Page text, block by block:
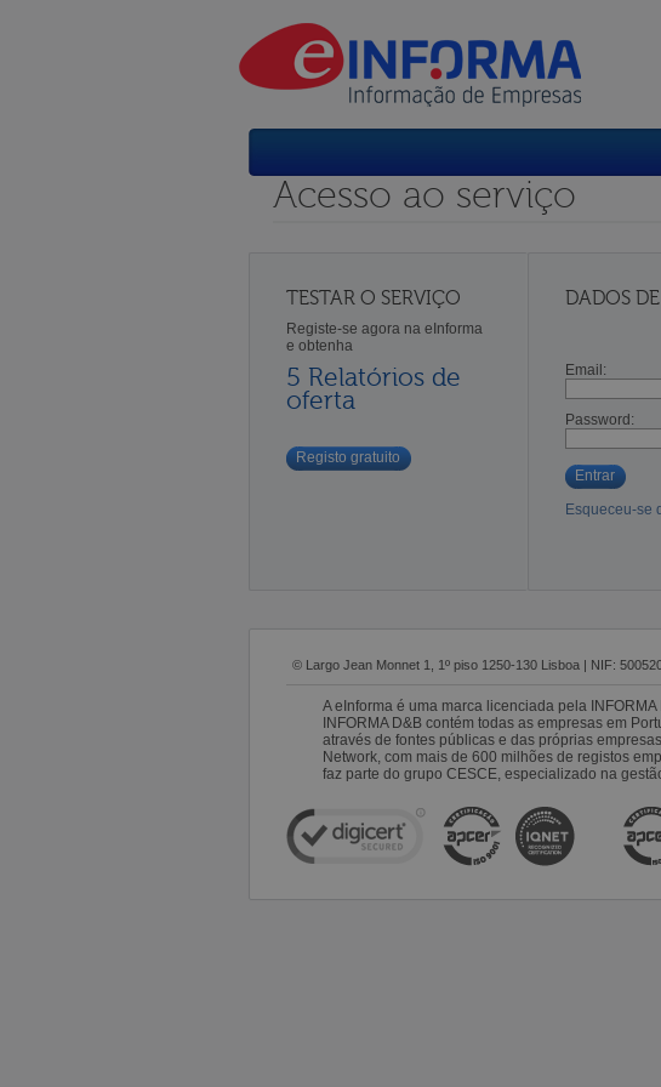
Acesso ao serviço
TESTAR O SERVIÇO
Registe-se agora na eInforma
e obtenha
5 Relatórios de
oferta
Registo gratuito
DADOS
Email:
Password:
Entrar
Esqueceu-se
© Largo Jean Monnet 1, 1º piso 1250-130 Lisboa | NIF:
A eInforma é uma marca licenciada pela
INFORMA D&B contém todas as empresas em
através de fontes públicas e das próprias
Network, com mais de 600 milhões de registos
faz parte do grupo CESCE, especializado na